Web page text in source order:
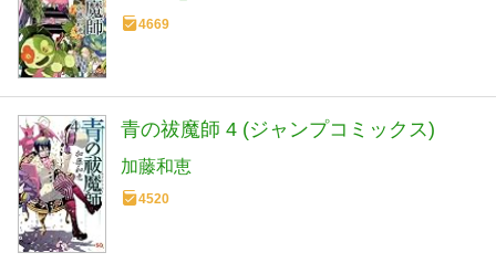
4669
青の祓魔師 4 (ジャンプコミックス)
加藤和恵
4520